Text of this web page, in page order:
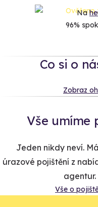
Na
96%
Co si o
Zobraz
Vše umíme
Jeden nikdy neví.
úrazové pojištění z
agentur.
Vše o